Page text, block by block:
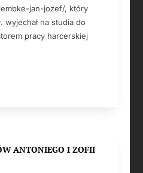
jan-jozef/, który
wyjechał na studia do
pracy harcerskiej
ANTONIEGO I ZOFII